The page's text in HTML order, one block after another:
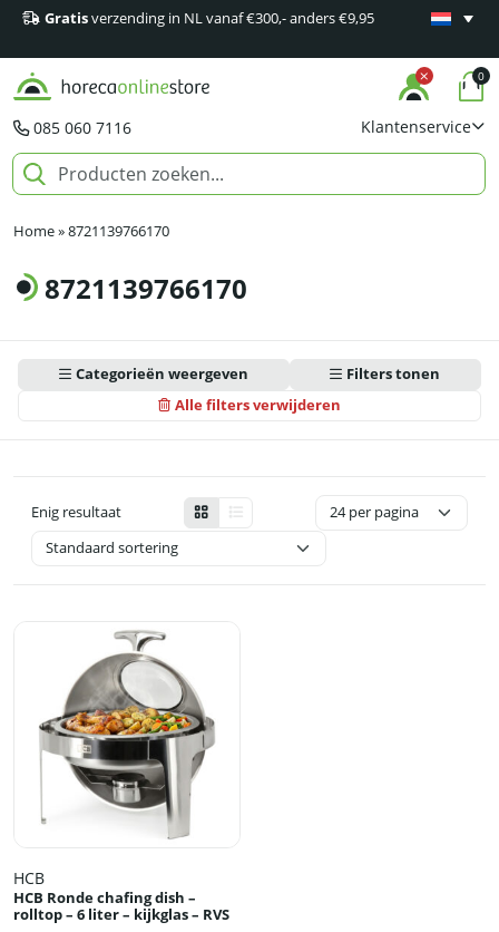
Gratisverzending in NL vanaf €300,- anders €9,95
Minimaal
085 060 7116 Klantenservice
0
Home»8721139766170
8721139766170
Categorieën weergeven
Alle filters verwijderen
Filters tonen
Enig resultaat
HCB
HCB Ronde chafing dish –
rolltop – 6 liter – kijkglas – RVS